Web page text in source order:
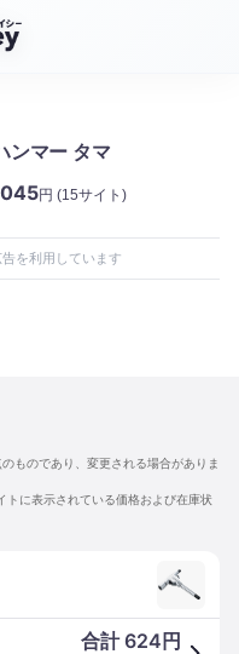
ンマー タマ
円 (15サイト)
を利用しています
ものであり、変更される場合がありま
トに表示されている価格および在庫状
合計624 円